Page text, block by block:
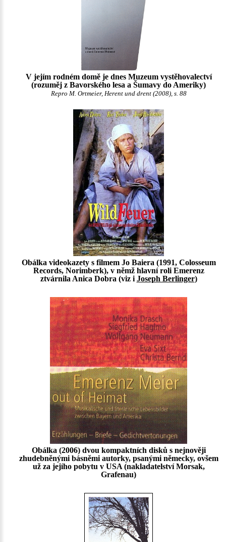
V jejím rodném domě je dnes Muzeum vystěhovalectví
(rozuměj z Bavorského lesa a Šumavy do Ameriky)
Repro M. Ortmeier, Herent und drent (2008), s. 88
Obálka videokazety s filmem Jo Baiera (1991, Colosseum
Records, Norimberk), v němž hlavní roli Emerenz
ztvárnila Anica Dobra (viz i Joseph Berlinger)
Obálka (2006) dvou kompaktních disků s nejnověji
zhudebněnými básněmi autorky, psanými německy, ovšem
už za jejího pobytu v USA (nakladatelství Morsak,
Grafenau)